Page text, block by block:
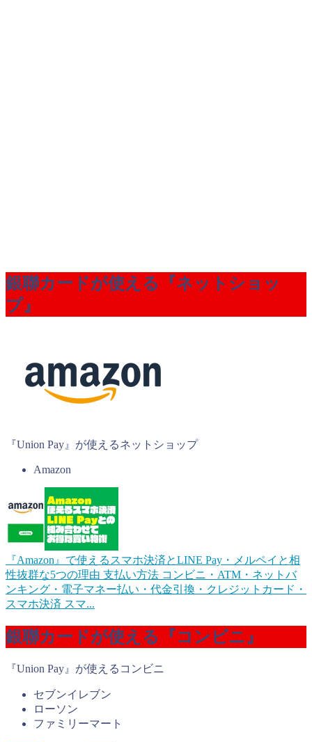
銀聯カードが使える『ネットショッ
プ』
『Union Pay』が使えるネットショップ
Amazon
『Amazon』で使えるスマホ決済とLINE Pay・メルペイと相
性抜群な5つの理由 支払い方法 コンビニ・ATM・ネットバ
ンキング・電子マネー払い・代金引換・クレジットカード・
スマホ決済 スマ...
銀聯カードが使える『コンビニ』
『Union Pay』が使えるコンビニ
セブンイレブン
ローソン
ファミリーマート